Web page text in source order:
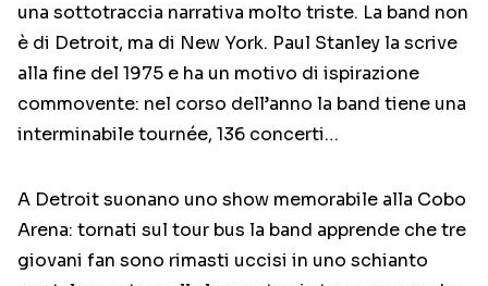
una sottotraccia narrativa molto triste. La band non
è di Detroit, ma di New York. Paul Stanley la scrive
alla fine del 1975 e ha un motivo di ispirazione
commovente: nel corso dell’anno la band tiene una
interminabile tournée, 136 concerti…
A Detroit suonano uno show memorabile alla Cobo
Arena: tornati sul tour bus la band apprende che tre
giovani fan sono rimasti uccisi in uno schianto